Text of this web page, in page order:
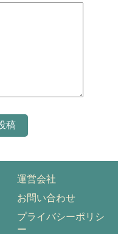
運営会社
お問い合わせ
プライバシーポリシ
ー